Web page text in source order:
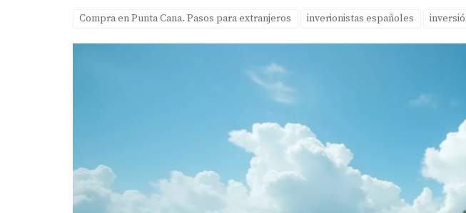
Compra en Punta Cana. Pasos para extranjeros inverionistas españoles